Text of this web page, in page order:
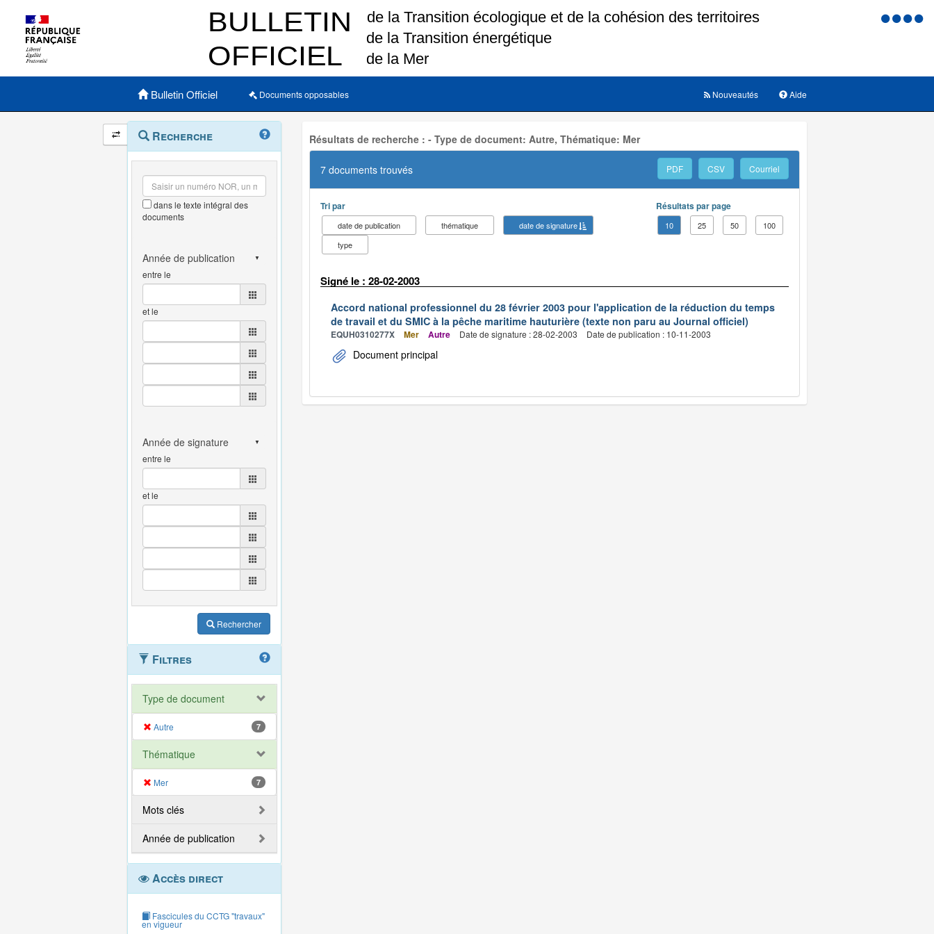
Menu
Menu principal
Bulletin Officiel Documents opposables Aide
Nouveautés
Navigation
et
outils
annexes
Menu
contextuel
Recherche
dans le texte intégral des
documents
entre le
et le
entre le
et le
Rechercher
Filtres
Type de document
Autre 7
Thématique
Mer 7
Mots clés
Année de publication
Accès direct
Fascicules du CCTG "travaux"
en vigueur
Résultats de recherche : - Type de document: Autre, Thématique: Mer
7 documents trouvés PDF CSV Courriel
Tri par
date de publication thématique
date de signature
type
Résultats par page
10 25 50 100
Signé le : 28-02-2003
Accord national professionnel du 28 février 2003 pour l'application de la réduction du temps
de travail et du SMIC à la pêche maritime hauturière (texte non paru au Journal officiel)
EQUH0310277X Mer Autre Date de signature : 28-02-2003 Date de publication : 10-11-2003
Document principal